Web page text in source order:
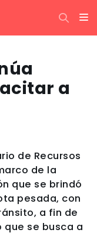
a
de Recursos
de la
que se brindó
pesada, con
a fin de
que se busca a